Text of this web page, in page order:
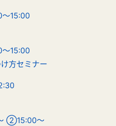
15:00
15:00
方セミナー
②15:00～